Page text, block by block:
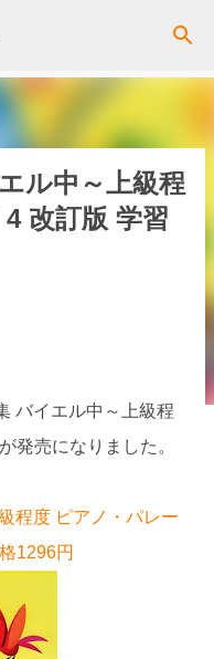
テンツに移動
ル中～上級程
改訂版 学習
バイエル中～上級程
発売になりました。
程度 ピアノ・パレー
1296円